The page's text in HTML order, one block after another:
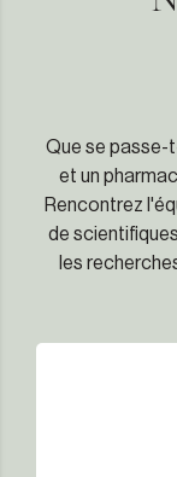
Que se passe-
et un
Rencontrez
de
les